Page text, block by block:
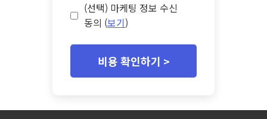
(선택) 마케팅 정보 수신
동의 (보기)
비용 확인하기 >